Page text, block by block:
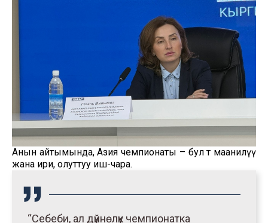
Анын айтымында, Азия чемпионаты – бул өтө маанилүү
жана ири, олуттуу иш-чара.
“Себеби, ал дүйнөлүк чемпионатка